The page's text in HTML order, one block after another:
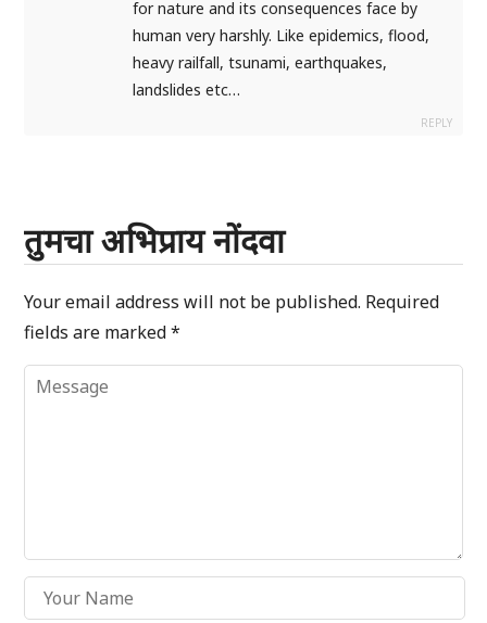
for nature and its consequences face by
human very harshly. Like epidemics, flood,
heavy railfall, tsunami, earthquakes,
landslides etc…
REPLY
तुमचा अभिप्राय नोंदवा
Your email address will not be published. Required
fields are marked*